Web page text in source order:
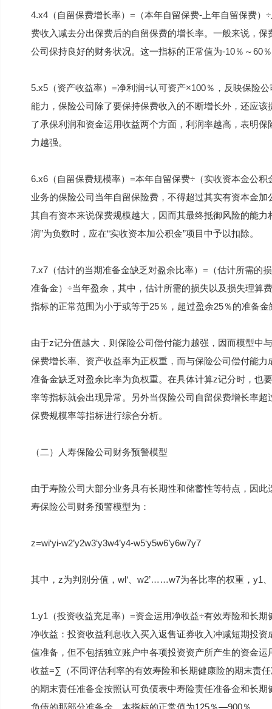
4.x4（自留保费增长率）=（本年自留保费-上年自留保费
费收入减去分出保费后的自留保费的增长率。一般来说，
公司保持良好的财务状况。这一指标的正常值为-10％～60
5.x5（资产收益率）=净利润÷认可资产×100％，反映保险
能力，保险公司除了要保持保费收入的不断增长外，还应
了承保利润和资金运用收益两个方面，利润率越高，表明
力越强。
6.x6（自留保费规模率）=本年自留保费÷（实收资本金公
业务的保险公司当年自留保险费，不得超过其实有资本金
其自有资本来说保费规模越大，因而其最终抵御风险的能
润”为负数时，应在“实收资本加公积金”项目中予以扣除。
7.x7（估计的当期准备金缺乏对盈余比率）=（估计所需的
准备金）÷当年盈余，其中，估计所需的损失以及损失理算
指标的正常范围为小于或等于25％，超过盈余25％的准备
由于z记分值越大，则保险公司偿付能力越强，因而模型中
保费增长率、资产收益率为正权重，而与保险公司偿付能
准备金缺乏对盈余比率为负权重。在具体计算z记分时，也
率等指标就会出现异常。另外当保险公司自留保费增长率
保费规模率等指标进行综合分析。
（二）人寿保险公司财务预警模型
由于寿险公司大部分业务具有长期性和储蓄性等特点，因
寿保险公司财务预警模型为：
z=wi‘yi-w2’y2w3‘y3w4’y4-w5‘y5w6’y6w7y7
其中，z为判别分值，wl‘、w2’……w7为各比率的权重，
1.y1（投资收益充足率）=资金运用净收益÷有效寿险和长
净收益：投资收益利息收入买入返售证券收入冲减短期投
值准备，但不包括独立账户中各项投资资产所产生的资金
收益=∑（不同评估利率的有效寿险和长期健康险的期末责
的期末责任准备金按照认可负债表中寿险责任准备金和长